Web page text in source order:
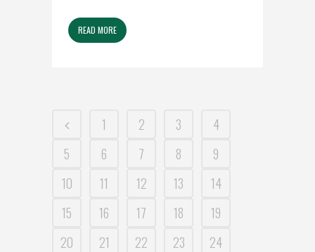
READ MORE
1 2 3
4
5
6 7 8
9
10
11 12 13
14
15
16 17 18
19
20
21 22 23
24